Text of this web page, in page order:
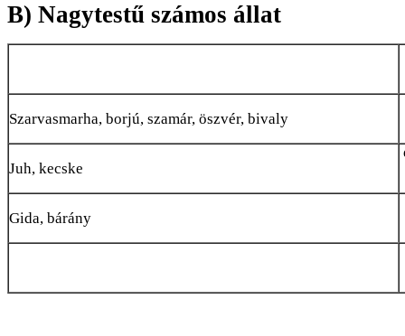
B) Nagytestű számos állat
Szarvasmarha, borjú, szamár, öszvér, bivaly
Juh, kecske
Gida, bárány